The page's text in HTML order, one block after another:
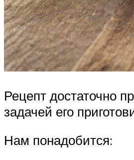
Рецепт достаточно
задачей его
Нам понадобится: